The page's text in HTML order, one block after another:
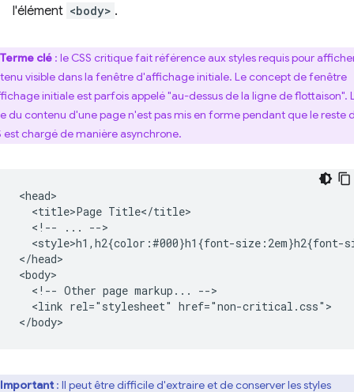
l'élément <body> .
Terme clé : le CSS critique fait référence aux styles requis pour
visible dans la fenêtre d'affichage initiale. Le concept de fenêtre
initiale est parfois appelé "au-dessus de la ligne de flottaison".
du contenu d'une page n'est pas mis en forme pendant que le reste
est chargé de manière asynchrone.
<head>
  <title>Page Title</title>
  <!-- ... -->
<style>h1,h2{color:#000}h1{font-size:2em}h2{font-
</head>
<body>
  <!-- Other page markup... -->
  <link rel="stylesheet" href="non-critical.css">
Important : Il peut être difficile d'extraire et de conserver les styles